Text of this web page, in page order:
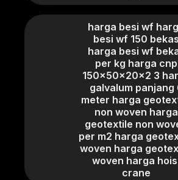
harga besi wf
besi wf 150 bekas
harga besi wf
per kg harga cnp
150x50x20x2 3
galvalum panjang
meter harga
non woven harga
geotextile non
per m2 harga
woven harga
woven harga
crane